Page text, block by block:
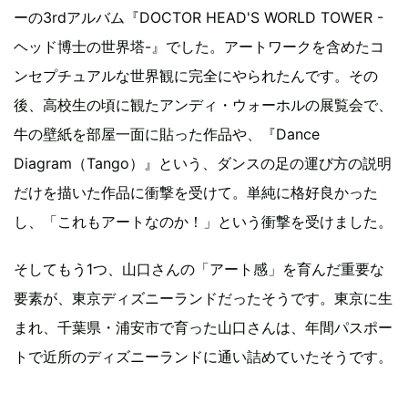
ーの3rdアルバム『DOCTOR HEAD'S WORLD TOWER -
ヘッド博士の世界塔-』でした。アートワークを含めたコ
ンセプチュアルな世界観に完全にやられたんです。その
後、高校生の頃に観たアンディ・ウォーホルの展覧会で、
牛の壁紙を部屋一面に貼った作品や、『Dance
Diagram（Tango）』という、ダンスの足の運び方の説明
だけを描いた作品に衝撃を受けて。単純に格好良かった
し、「これもアートなのか！」という衝撃を受けました。
そしてもう1つ、山口さんの「アート感」を育んだ重要な
要素が、東京ディズニーランドだったそうです。東京に生
まれ、千葉県・浦安市で育った山口さんは、年間パスポー
トで近所のディズニーランドに通い詰めていたそうです。